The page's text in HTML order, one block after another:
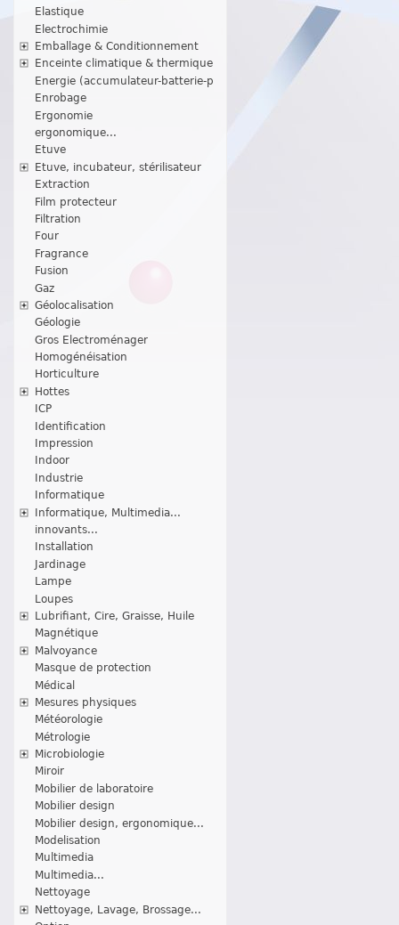
Elastique
Electrochimie
Emballage & Conditionnement
Enceinte climatique & thermique
Energie (accumulateur-batterie-p
Enrobage
Ergonomie
ergonomique...
Etuve
Etuve, incubateur, stérilisateur
Extraction
Film protecteur
Filtration
Four
Fragrance
Fusion
Gaz
Géolocalisation
Géologie
Gros Electroménager
Homogénéisation
Horticulture
Hottes
ICP
Identification
Impression
Indoor
Industrie
Informatique
Informatique, Multimedia...
innovants...
Installation
Jardinage
Lampe
Loupes
Lubrifiant, Cire, Graisse, Huile
Magnétique
Malvoyance
Masque de protection
Médical
Mesures physiques
Météorologie
Métrologie
Microbiologie
Miroir
Mobilier de laboratoire
Mobilier design
Mobilier design, ergonomique...
Modelisation
Multimedia
Multimedia...
Nettoyage
Nettoyage, Lavage, Brossage...